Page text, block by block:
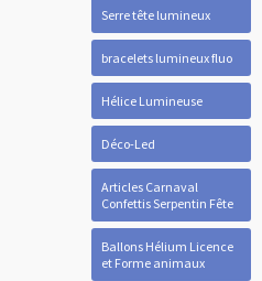
Serre tête lumineux
bracelets lumineux fluo
Hélice Lumineuse
Déco-Led
Articles Carnaval
Confettis Serpentin Fête
Ballons Hélium Licence
et Forme animaux